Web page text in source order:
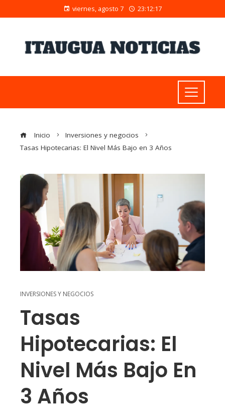
viernes, agosto 7 23:12:18
Inicio
Inversiones y negocios
Tasas Hipotecarias: El Nivel Más Bajo en 3 Años
INVERSIONES Y NEGOCIOS
Tasas
Hipotecarias: El
Nivel Más Bajo En
3 Años